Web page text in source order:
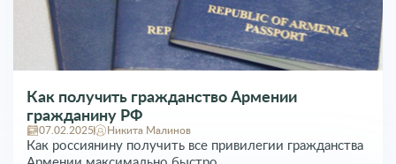
Как получить гражданство Армении
гражданину РФ
07.02.2025 Никита Малинов
Как россиянину получить все привилегии гражданства